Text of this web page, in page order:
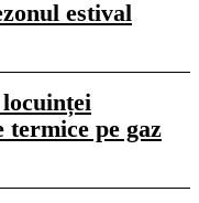
estival
pe gaz